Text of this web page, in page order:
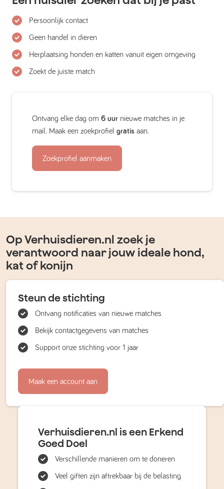
Persoonlijk contact
Geen handel in dieren
Herplaatsing honden en katten vanuit eigen omgeving
Zoekt de juiste match
Ontvang elke dag om 6 uur nieuwe matches in je
mail. Maak een zoekprofiel gratis aan.
Zoekprofiel aanmaken
Op Verhuisdieren.nl zoek je
verantwoord naar jouw ideale hond,
kat of konijn
Steun de stichting
Ontvang notificaties van nieuwe matches
Bekijk contactgegevens van matches
Support onze stichting voor 1 jaar
Maak een account aan
Verhuisdieren.nl is een Erkend
Goed Doel
Verschillende manieren om te doneren
Veel giften zijn aftrekbaar bij de belasting